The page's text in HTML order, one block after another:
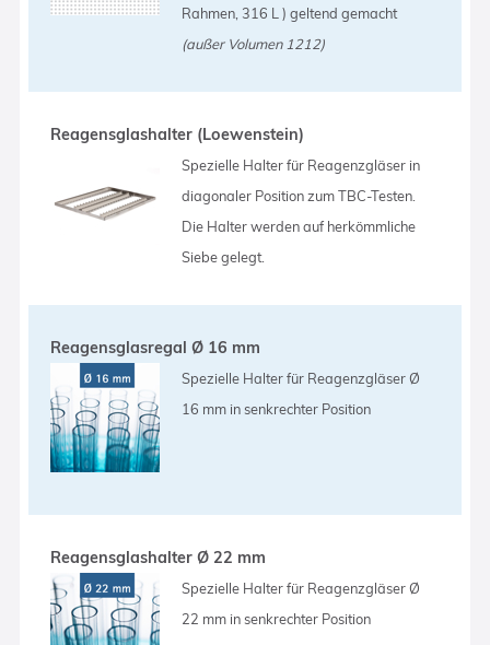
Rahmen, 316 L ) geltend gemacht
(außer Volumen 1212)
Reagensglashalter (Loewenstein)
Spezielle Halter für Reagenzgläser in
diagonaler Position zum TBC-Testen.
Die Halter werden auf herkömmliche
Siebe gelegt.
Reagensglasregal Ø 16 mm
Spezielle Halter für Reagenzgläser Ø
16 mm in senkrechter Position
Reagensglashalter Ø 22 mm
Spezielle Halter für Reagenzgläser Ø
22 mm in senkrechter Position